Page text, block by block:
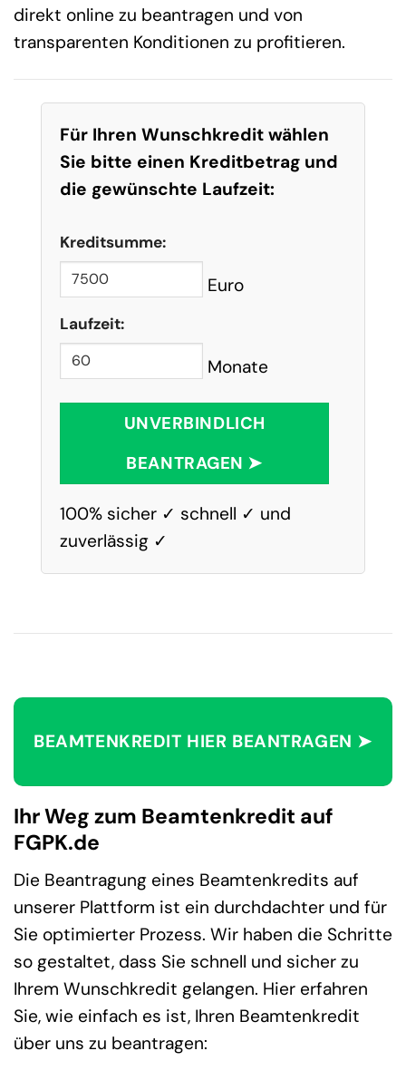
direkt online zu beantragen und von
transparenten Konditionen zu profitieren.
Für Ihren Wunschkredit wählen
Sie bitte einen Kreditbetrag und
die gewünschte Laufzeit:
Kreditsumme:
Euro
Laufzeit:
Monate
UNVERBINDLICH
BEANTRAGEN ➤
100% sicher ✓ schnell ✓ und
zuverlässig ✓
BEAMTENKREDIT HIER BEANTRAGEN ➤
Ihr Weg zum Beamtenkredit auf
FGPK.de
Die Beantragung eines Beamtenkredits auf
unserer Plattform ist ein durchdachter und für
Sie optimierter Prozess. Wir haben die Schritte
so gestaltet, dass Sie schnell und sicher zu
Ihrem Wunschkredit gelangen. Hier erfahren
Sie, wie einfach es ist, Ihren Beamtenkredit
über uns zu beantragen: